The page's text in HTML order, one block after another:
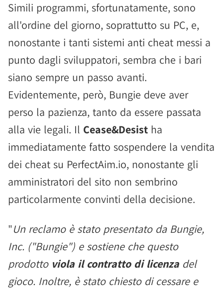
Simili programmi, sfortunatamente, sono
all'ordine del giorno, soprattutto su PC, e,
nonostante i tanti sistemi anti cheat messi a
punto dagli sviluppatori, sembra che i bari
siano sempre un passo avanti.
Evidentemente, però, Bungie deve aver
perso la pazienza, tanto da essere passata
alla vie legali. Il Cease&Desist ha
immediatamente fatto sospendere la vendita
dei cheat su PerfectAim.io, nonostante gli
amministratori del sito non sembrino
particolarmente convinti della decisione.
"Un reclamo è stato presentato da Bungie,
Inc. ("Bungie") e sostiene che questo
prodotto viola il contratto di licenza del
gioco. Inoltre, è stato chiesto di cessare e